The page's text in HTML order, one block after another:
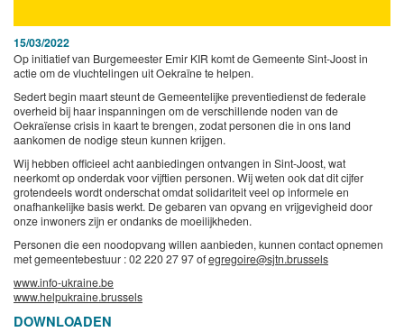
15/03/2022
Op initiatief van Burgemeester Emir KIR komt de Gemeente Sint-Joost in
actie om de vluchtelingen uit Oekraïne te helpen.
Sedert begin maart steunt de Gemeentelijke preventiedienst de federale
overheid bij haar inspanningen om de verschillende noden van de
Oekraïense crisis in kaart te brengen, zodat personen die in ons land
aankomen de nodige steun kunnen krijgen.
Wij hebben officieel acht aanbiedingen ontvangen in Sint-Joost, wat
neerkomt op onderdak voor vijftien personen. Wij weten ook dat dit cijfer
grotendeels wordt onderschat omdat solidariteit veel op informele en
onafhankelijke basis werkt. De gebaren van opvang en vrijgevigheid door
onze inwoners zijn er ondanks de moeilijkheden.
Personen die een noodopvang willen aanbieden, kunnen contact opnemen
met gemeentebestuur : 02 220 27 97 ofegregoire@sjtn.brussels
www.info-ukraine.be
www.helpukraine.brussels
DOWNLOADEN